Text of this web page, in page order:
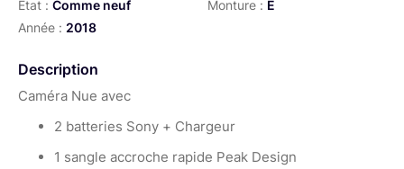
État : Comme neuf Monture : E
Année : 2018
Description
Caméra Nue avec
2 batteries Sony + Chargeur
1 sangle accroche rapide Peak Design